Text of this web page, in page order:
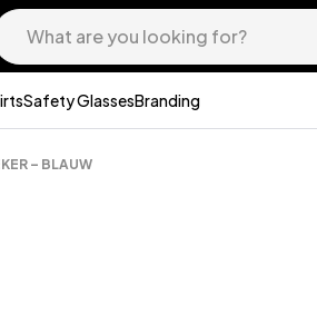
Safety GlassesBranding
– BLAUW